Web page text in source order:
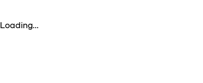
Loading...